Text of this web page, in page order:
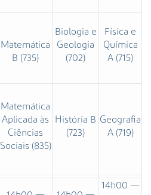
Matemática
B (735)
Biologia e
Geologia
(702)
Física e
Química
A (715)
Matemática
Aplicada às
Ciências
Sociais (835)
História B
(723)
Geografia
A (719)
14h00 —